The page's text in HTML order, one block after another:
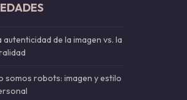
autenticidad de la imagen vs. la
somos robots: imagen y estilo